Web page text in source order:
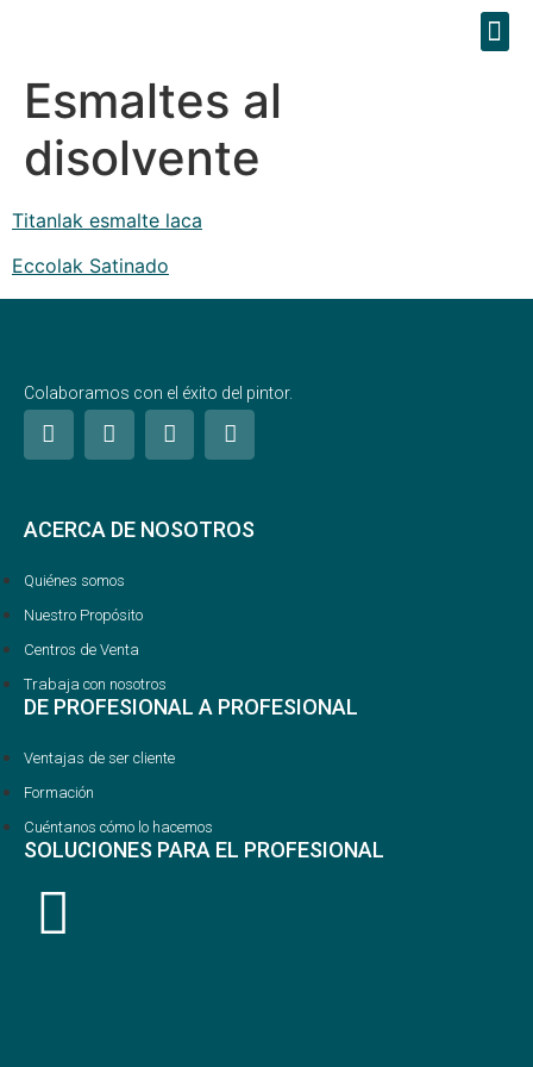
Esmaltes al
disolvente
Titanlak esmalte laca
Eccolak Satinado
Colaboramos con el éxito del pintor.
ACERCA DE NOSOTROS
Quiénes somos
Nuestro Propósito
Centros de Venta
Trabaja con nosotros
DE PROFESIONAL A PROFESIONAL
Ventajas de ser cliente
Formación
Cuéntanos cómo lo hacemos
SOLUCIONES PARA EL PROFESIONAL